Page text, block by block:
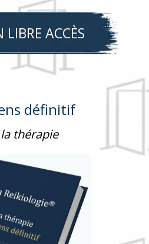
LIBRE ACCÈS
définitif
thérapie